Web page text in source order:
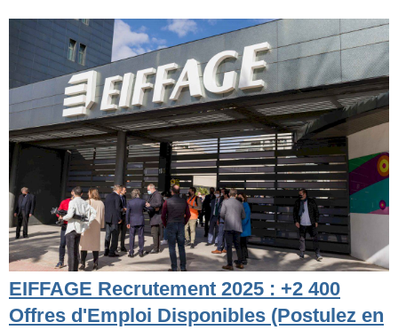
EIFFAGE Recrutement 2025 : +2 400
Offres d'Emploi Disponibles (Postulez en